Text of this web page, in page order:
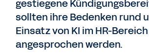
gestiegene
sollten ihre Bedenken rund
Einsatz von KI im HR-
angesprochen werden.